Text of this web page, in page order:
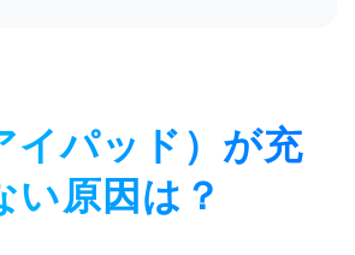
イパッド）が充
い原因は？